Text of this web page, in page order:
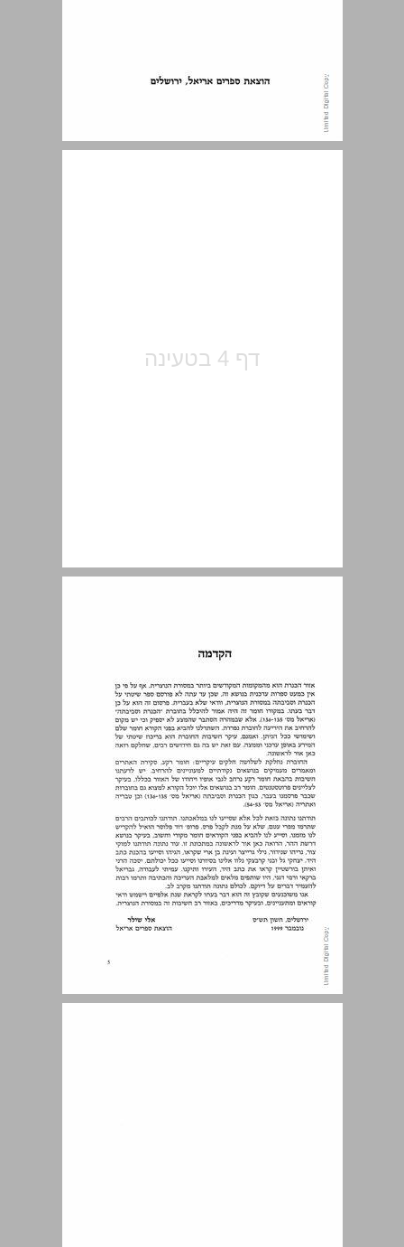
הקדמה ... 5
תוכן עניינים ... 7